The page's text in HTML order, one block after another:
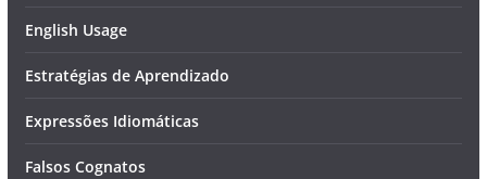
English Usage
Estratégias de Aprendizado
Expressões Idiomáticas
Falsos Cognatos